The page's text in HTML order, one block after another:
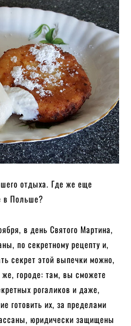
отдыха. Где же еще
в Польше?
в день Святого Мартина,
по секретному рецепту и,
секрет этой выпечки можно,
же, городе: там, вы сможете
рогаликов и даже,
готовить их, за пределами
юридически защищены